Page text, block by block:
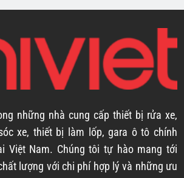
những nhà cung cấp thiết bị rửa xe,
xe, thiết bị làm lốp, gara ô tô chính
Việt Nam. Chúng tôi tự hào mang tới
lượng với chi phí hợp lý và những ưu